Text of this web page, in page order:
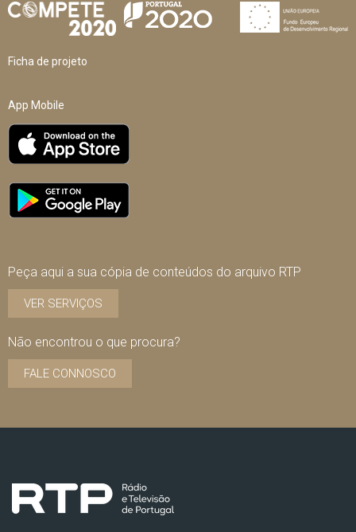
Ficha de projeto
App Mobile
Peça aqui a sua cópia de conteúdos do arquivo RTP
VER SERVIÇOS
Não encontrou o que procura?
FALE CONNOSCO